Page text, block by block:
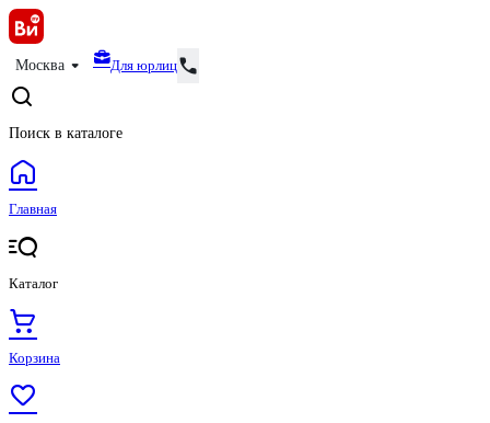
Москва Для юрлиц
Поиск в каталоге
Главная
Каталог
Корзина